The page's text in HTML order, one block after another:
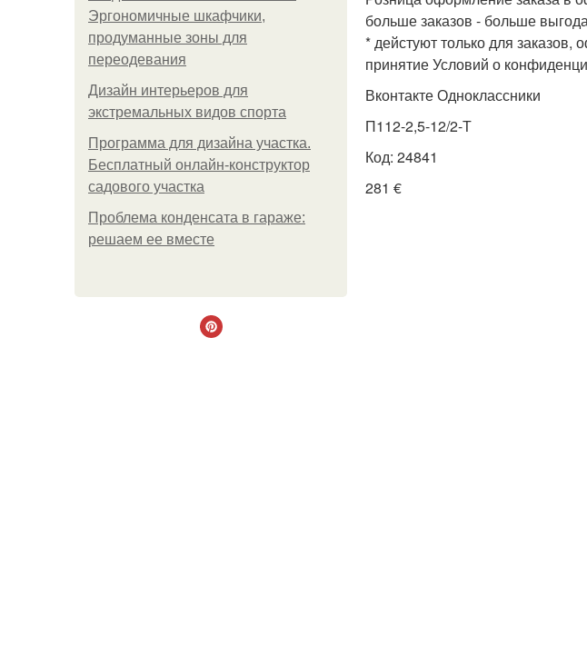
Эргономичные шкафчики,
продуманные зоны для
переодевания
Дизайн интерьеров для
экстремальных видов спорта
Программа для дизайна участка.
Бесплатный онлайн-конструктор
садового участка
Проблема конденсата в гараже:
решаем ее вместе
больше заказов - больше
* дейстуют только для
принятие Условий о
Вконтакте Одноклассники
П112-2,5-12/2-Т
Код: 24841
281 €